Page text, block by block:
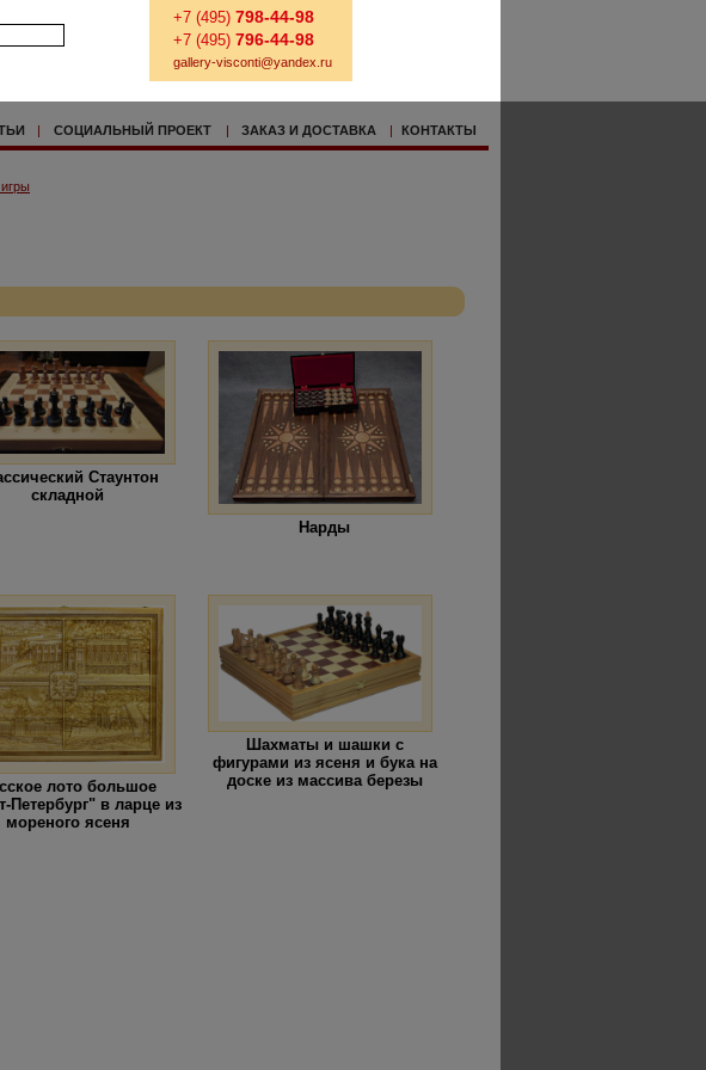
+7 (495) 798-44-98
+7 (495) 796-44-98
gallery-visconti@yandex.ru
| СОЦИАЛЬНЫЙ ПРОЕКТ | ЗАКАЗ И ДОСТАВКА | КОНТАКТЫ
Стаунтон
складной
Нарды
лото большое
Петербург" в ларце из
мореного ясеня
Шахматы и шашки с
фигурами из ясеня и бука на
доске из массива березы